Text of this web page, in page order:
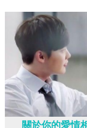
關於你的愛情